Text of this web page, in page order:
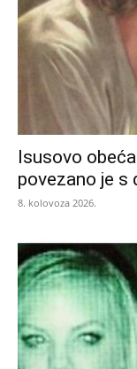
Isusovo
povezano je s
8. kolovoza 2026.